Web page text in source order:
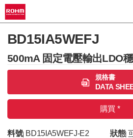
BD15IA5WEFJ
500mA 固定電壓輸出LDO
規格書
DATA
購買 *
料號| BD15IA5WEFJ-E2 狀態|